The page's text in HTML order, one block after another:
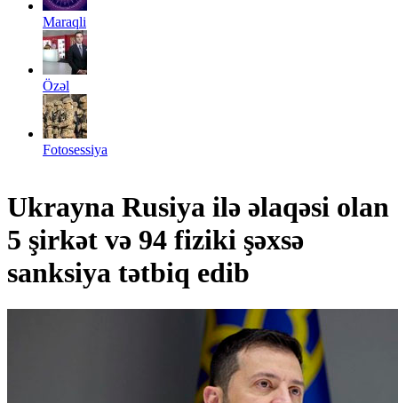
Maraqli
Özəl
Fotosessiya
Ukrayna Rusiya ilə əlaqəsi olan
5 şirkət və 94 fiziki şəxsə
sanksiya tətbiq edib